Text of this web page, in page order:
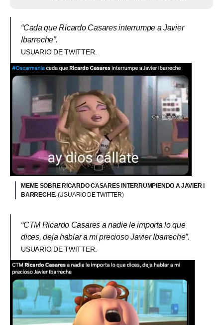
“Cada que Ricardo Casares interrumpe a Javier
Ibarreche”.
USUARIO DE TWITTER.
MEME SOBRE RICARDO CASARES INTERRUMPIENDO A JAVIER I
BARRECHE. (USUARIO DE TWITTER)
“CTM Ricardo Casares a nadie le importa lo que
dices, deja hablar a mi precioso Javier Ibarreche”.
USUARIO DE TWITTER.